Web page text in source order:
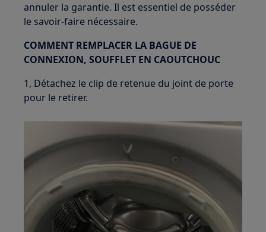
annuler la garantie. Il est essentiel de posséder
le savoir-faire nécessaire.
COMMENT REMPLACER LA BAGUE DE
CONNEXION, SOUFFLET EN CAOUTCHOUC
1, Détachez le clip de retenue du joint de porte
pour le retirer.